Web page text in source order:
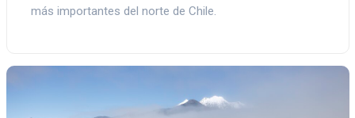
más importantes del norte de Chile.